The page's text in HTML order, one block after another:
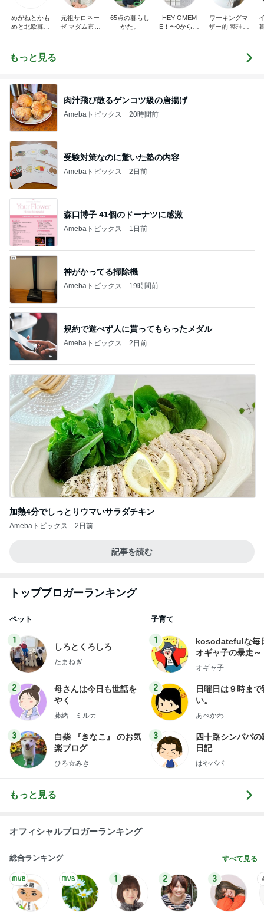
めがねとかも
めと北欧暮ら
元祖サロネー
ゼ マダム市川
65点の暮らし
かた。
HEY OMEM
E！〜0からの
ワーキングマ
ザー的 整理収
もっと見る
肉汁飛び散るゲンコツ級の唐揚げ
Amebaトピックス 20時間前
受験対策なのに驚いた塾の内容
Amebaトピックス 2日前
森口博子 41個のドーナツに感激
Amebaトピックス 1日前
神がかってる掃除機
Amebaトピックス 19時間前
規約で遊べず人に貰ってもらったメダル
Amebaトピックス 2日前
加熱4分でしっとりウマいサラダチキン
Amebaトピックス 2日前
記事を読む
トップブロガーランキング
ペット
1
しろとくろしろ
たまねぎ
2
母さんは今日も世話を
やく
藤緒 ミルカ
3
白柴 『きなこ』 のお気
楽ブログ
ひろ☆みき
子育て
1
kosodatefulな毎
オギャ子の暴走～
オギャ子
2
日曜日は９時まで
い。
あべかわ
3
四十路シンパパの
日記
はやパパ
もっと見る
オフィシャルブロガーランキング
総合ランキング すべて見る
1 2 3